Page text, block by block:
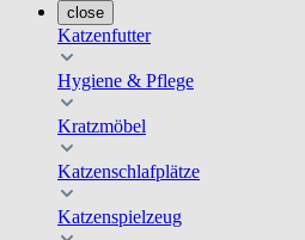
close
Katzenfutter
Hygiene & Pflege
Kratzmöbel
Katzenschlafplätze
Katzenspielzeug